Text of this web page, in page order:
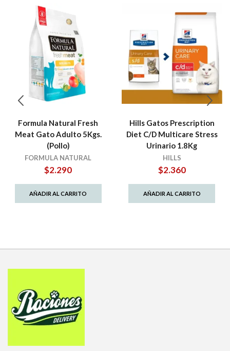
Formula Natural Fresh
Meat Gato Adulto 5Kgs.
(Pollo)
FORMULA NATURAL
$2.290
AÑADIR AL CARRITO
Hills Gatos Prescription
Diet C/D Multicare Stress
Urinario 1.8Kg
HILLS
$2.360
AÑADIR AL CARRITO